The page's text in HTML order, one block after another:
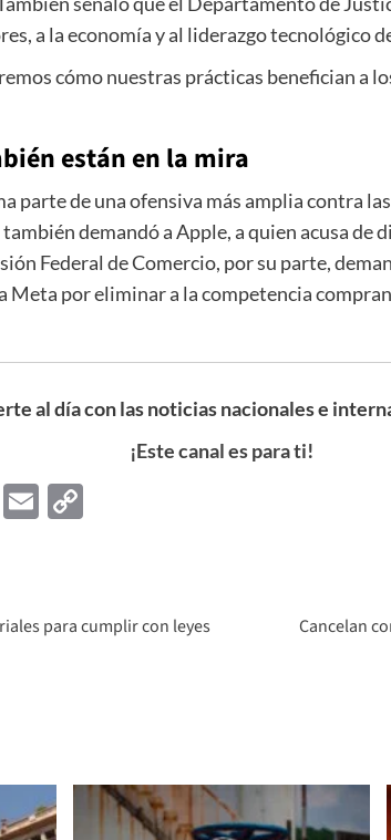
a la economía y al liderazgo tecnológico
cómo nuestras prácticas benefician a
están en la mira
parte de una ofensiva más amplia contra
demandó a Apple, a quien acusa de
Federal de Comercio, por su parte,
Meta por eliminar a la competencia
al día con las noticias nacionales e
¡Este canal es para ti!
Messenger
Email
para cumplir con leyes
Cancelan